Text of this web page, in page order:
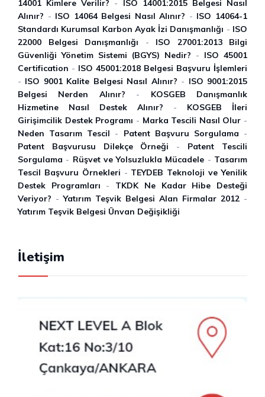
14001 Kimlere Verilir? -
ISO 14001:2015 Belgesi Nasıl
Alınır? - ISO 14064 Belgesi Nasıl Alınır? - ISO 14064-1
Standardı Kurumsal Karbon Ayak İzi Danışmanlığı - ISO
22000 Belgesi Danışmanlığı - ISO 27001:2013 Bilgi
Güvenliği Yönetim Sistemi (BGYS) Nedir? - ISO 45001
Certification - ISO 45001:2018 Belgesi Başvuru İ̇şlemleri
- ISO 9001 Kalite Belgesi Nasıl Alınır? - ISO 9001:2015
Belgesi Nerden Alınır? - KOSGEB Danışmanlık
Hizmetine Nasıl Destek Alınır? - KOSGEB İleri
Girişimcilik Destek Programı - Marka Tescili Nasıl Olur -
Neden Tasarım Tescil - Patent Başvuru Sorgulama -
Patent Başvurusu Dilekçe Örneği - Patent Tescili
Sorgulama - Rüşvet ve Yolsuzlukla Mücadele - Tasarım
Tescil Başvuru Örnekleri - TEYDEB Teknoloji ve Yenilik
Destek Programları - TKDK Ne Kadar Hibe Desteği
Veriyor? -Yatırım Teşvik Belgesi Alan Firmalar 2012 -
Yatırım Teşvik Belgesi Ünvan Değişikliği
İletişim